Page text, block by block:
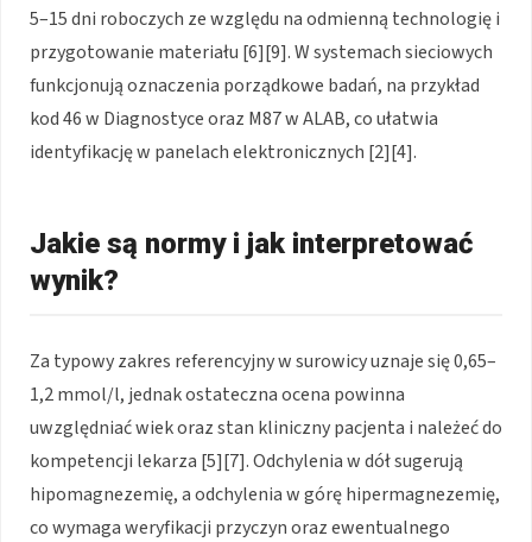
5–15 dni roboczych ze względu na odmienną technologię i
przygotowanie materiału [6][9]. W systemach sieciowych
funkcjonują oznaczenia porządkowe badań, na przykład
kod 46 w Diagnostyce oraz M87 w ALAB, co ułatwia
identyfikację w panelach elektronicznych [2][4].
Jakie są normy i jak interpretować
wynik?
Za typowy zakres referencyjny w surowicy uznaje się 0,65–
1,2 mmol/l, jednak ostateczna ocena powinna
uwzględniać wiek oraz stan kliniczny pacjenta i należeć do
kompetencji lekarza [5][7]. Odchylenia w dół sugerują
hipomagnezemię, a odchylenia w górę hipermagnezemię,
co wymaga weryfikacji przyczyn oraz ewentualnego